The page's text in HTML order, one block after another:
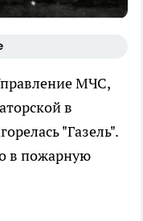
МЧС,
в
"Газель".
в пожарную